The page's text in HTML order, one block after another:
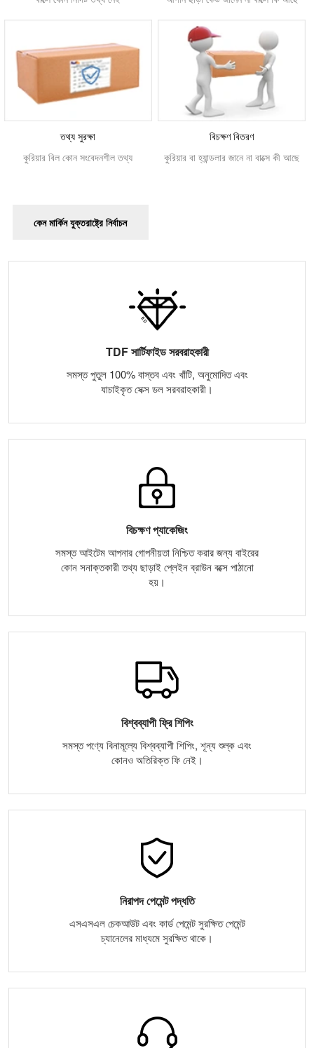
তথ্য সুরক্ষা
কুরিয়ার বিল কোন সংবেদনশীল তথ্য
বিচক্ষণ বিতরণ
কুরিয়ার বা হ্যান্ডলার জানে না বাক্সে কী আছে
কেন মার্কিন যুক্তরাষ্ট্রে নির্বাচন
TDF সার্টিফাইড সরবরাহকারী
সমস্ত পুতুল 100% বাস্তব এবং খাঁটি, অনুমোদিত এবং
যাচাইকৃত সেক্স ডল সরবরাহকারী।
বিচক্ষণ প্যাকেজিং
সমস্ত আইটেম আপনার গোপনীয়তা নিশ্চিত করার জন্য বাইরের
কোন সনাক্তকারী তথ্য ছাড়াই প্লেইন ব্রাউন বক্সে পাঠানো
হয়।
বিশ্বব্যাপী ফ্রি শিপিং
সমস্ত পণ্যে বিনামূল্যে বিশ্বব্যাপী শিপিং, শূন্য শুল্ক এবং
কোনও অতিরিক্ত ফি নেই।
নিরাপদ পেমেন্ট পদ্ধতি
এসএসএল চেকআউট এবং কার্ড পেমেন্ট সুরক্ষিত পেমেন্ট
চ্যানেলের মাধ্যমে সুরক্ষিত থাকে।